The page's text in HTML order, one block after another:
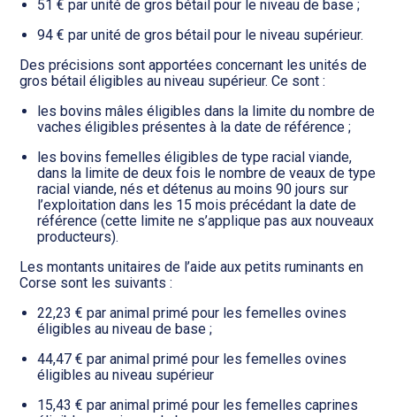
51 € par unité de gros bétail pour le niveau de base ;
94 € par unité de gros bétail pour le niveau supérieur.
Des précisions sont apportées concernant les unités de
gros bétail éligibles au niveau supérieur. Ce sont :
les bovins mâles éligibles dans la limite du nombre de
vaches éligibles présentes à la date de référence ;
les bovins femelles éligibles de type racial viande,
dans la limite de deux fois le nombre de veaux de type
racial viande, nés et détenus au moins 90 jours sur
l’exploitation dans les 15 mois précédant la date de
référence (cette limite ne s’applique pas aux nouveaux
producteurs).
Les montants unitaires de l’aide aux petits ruminants en
Corse sont les suivants :
22,23 € par animal primé pour les femelles ovines
éligibles au niveau de base ;
44,47 € par animal primé pour les femelles ovines
éligibles au niveau supérieur
15,43 € par animal primé pour les femelles caprines